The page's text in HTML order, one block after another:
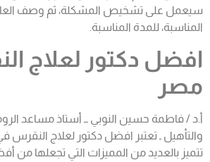
سيعمل على تشخيص المشكلة، ثم وصف
المناسبة، للمدة المناسبة.
افضل دكتور لعلاج
مصر
أ.د / فاطمة حسين النوبي ــ أستاذ مساعد
والتأهيل ـ تعتبر افضل دكتور لعلاج النقرس
تتميز بالعديد من المميزات التي تجعلها من